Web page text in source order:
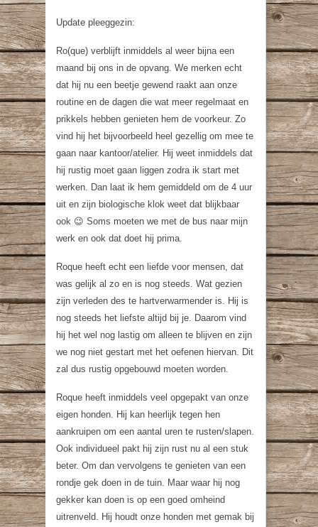
Update pleeggezin:
Ro(que) verblijft inmiddels al weer bijna een
maand bij ons in de opvang. We merken echt
dat hij nu een beetje gewend raakt aan onze
routine en de dagen die wat meer regelmaat en
prikkels hebben genieten hem de voorkeur. Zo
vind hij het bijvoorbeeld heel gezellig om mee te
gaan naar kantoor/atelier. Hij weet inmiddels dat
hij rustig moet gaan liggen zodra ik start met
werken. Dan laat ik hem gemiddeld om de 4 uur
uit en zijn biologische klok weet dat blijkbaar
ook 😉 Soms moeten we met de bus naar mijn
werk en ook dat doet hij prima.
Roque heeft echt een liefde voor mensen, dat
was gelijk al zo en is nog steeds. Wat gezien
zijn verleden des te hartverwarmender is. Hij is
nog steeds het liefste altijd bij je. Daarom vind
hij het wel nog lastig om alleen te blijven en zijn
we nog niet gestart met het oefenen hiervan. Dit
zal dus rustig opgebouwd moeten worden.
Roque heeft inmiddels veel opgepakt van onze
eigen honden. Hij kan heerlijk tegen hen
aankruipen om een aantal uren te rusten/slapen.
Ook individueel pakt hij zijn rust nu al een stuk
beter. Om dan vervolgens te genieten van een
rondje gek doen in de tuin. Maar waar hij nog
gekker kan doen is op een goed omheind
uitrenveld. Hij houdt onze honden met gemak bij